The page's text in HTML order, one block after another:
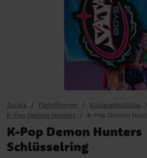
Zurück Partythemen
Kindergeburtstag
K-Pop Demon Hunters
K-Pop Demon
K-Pop Demon Hunters
Schlüsselring